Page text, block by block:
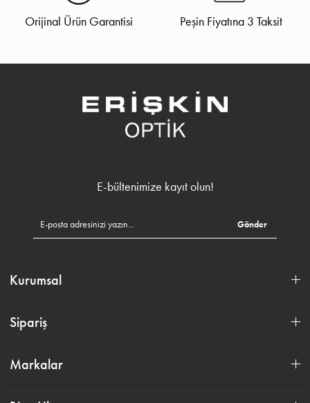
Orijinal Ürün Garantisi Peşin Fiyatına 3 Taksit
E-bültenimize kayıt olun!
Gönder
Kurumsal
Sipariş
Markalar